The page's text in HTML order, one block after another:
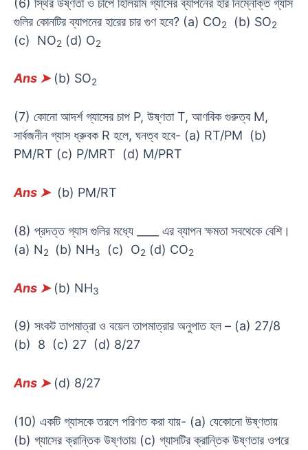
গুলির কোনটির ব্যাপনের হারের চার গুণ হবে? (a) CO2 (b) SO2
(c) NO2 (d) O2
Ans ➤(b) SO2
(7) কোনো আদর্শ গ্যাসের চাপ P, উষ্ণতা T, আণবিক গুরুত্ব M,
সার্বজনীন গ্যাস ধ্রুবক R হলে, ঘনত্ব হবে- (a) RT/PM (b)
PM/RT (c) P/MRT (d) M/PRT
Ans ➤(b) PM/RT
(8) প্রদত্ত গ্যাস গুলির মধ্যে ____ এর ব্যাপন ক্ষমতা সবথেকে বেশি।
(a) N2 (b) NH3 (c) O2 (d) CO2
Ans ➤(b) NH3
(9) সংকট তাপমাত্রা ও বয়েল তাপমাত্রার অনুপাত হল – (a) 27/8
(b) 8 (c) 27 (d) 8/27
Ans ➤(d) 8/27
(10) একটি গ্যাসকে তরলে পরিণত করা যায়- (a) যেকোনো উষ্ণতায়
(b) গ্যাসের ক্রান্তিক উষ্ণতায় (c) গ্যাসটির ক্রান্তিক উষ্ণতার ওপরে